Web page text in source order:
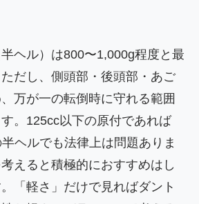
ヘル）は800〜1,000g程度と最
だし、側頭部・後頭部・あご
万が一の転倒時に守れる範囲
。125cc以下の原付であれば
ヘルでも法律上は問題ありま
えると積極的におすすめはし
「軽さ」だけで見ればダント